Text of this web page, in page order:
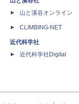
山と溪谷オンライン
CLIMBING-NET
近代科学社
近代科学社Digital